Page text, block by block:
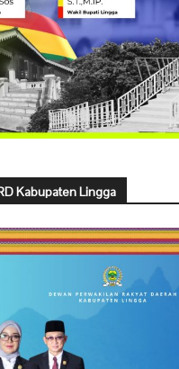
Kabupaten Lingga